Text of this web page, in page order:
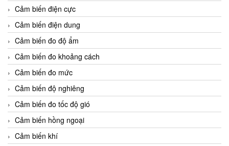
Cảm biến điện cực
Cảm biến điện dung
Cảm biến đo độ ẩm
Cảm biến đo khoảng cách
Cảm biến đo mức
Cảm biến độ nghiêng
Cảm biến đo tốc độ gió
Cảm biến hồng ngoại
Cảm biến khí